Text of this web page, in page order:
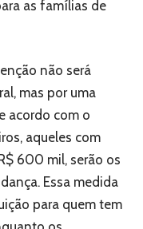
as famílias de
não será
mas por uma
acordo com o
aqueles com
600 mil, serão os
Essa medida
para quem tem